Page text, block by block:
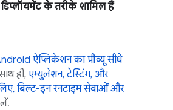
के तरीके शामिल हैं
ऐप्लिकेशन का प्रीव्यू सीधे
ही, एम्युलेशन, टेस्टिंग, और
बिल्ट-इन रनटाइम सेवाओं और